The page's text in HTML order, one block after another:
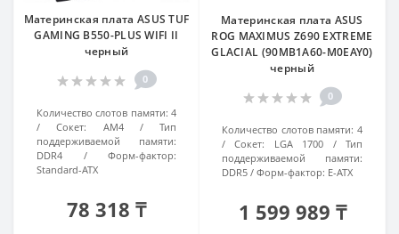
Материнская плата ASUS TUF
GAMING B550-PLUS WIFI II
черный
0
Количество слотов памяти: 4
Сокет:
AM4
Тип
поддерживаемой памяти:
DDR4
Форм-фактор:
Standard-ATX
78 318 ₸
Материнская плата ASUS
ROG MAXIMUS Z690 EXTREME
GLACIAL (90MB1A60-M0EAY0)
черный
0
Количество слотов памяти: 4
Сокет:
LGA 1700
Тип
поддерживаемой памяти:
DDR5
Форм-фактор: E-ATX
1 599 989 ₸